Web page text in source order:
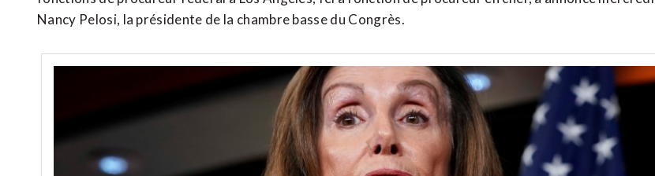
Nancy Pelosi, la présidente de la chambre basse du Congrès.